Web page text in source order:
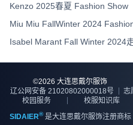
Kenzo 2025春夏 Fashion Show
Miu Miu FallWinter 2024
Isabel Marant Fall Winter 2024
©2026 大连思戴尔服饰
辽公网安备 21020802000018号
志
校园服务
校服知识库
SIDAIER®是大连思戴尔服饰注册商标